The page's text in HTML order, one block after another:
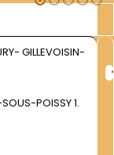
GILLEVOISIN-
POISSY 1.